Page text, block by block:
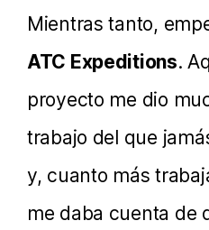
Mientras tanto,
ATC Expeditions.
proyecto me dio
trabajo del que
y, cuanto más
me daba cuenta de